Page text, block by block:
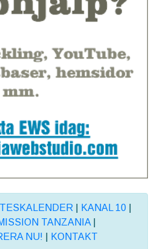
KANAL 10|
TANZANIA|
NU!
KONTAKT